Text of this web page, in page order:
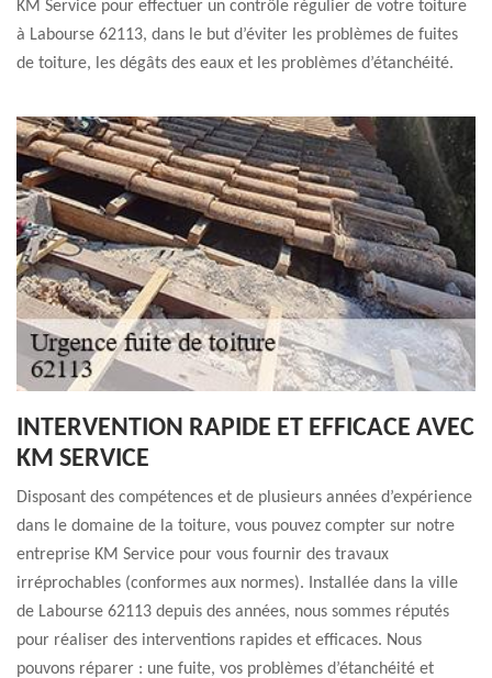
KM Service pour effectuer un contrôle régulier de votre toiture
à Labourse 62113, dans le but d’éviter les problèmes de fuites
de toiture, les dégâts des eaux et les problèmes d’étanchéité.
INTERVENTION RAPIDE ET EFFICACE AVEC
KM SERVICE
Disposant des compétences et de plusieurs années d’expérience
dans le domaine de la toiture, vous pouvez compter sur notre
entreprise KM Service pour vous fournir des travaux
irréprochables (conformes aux normes). Installée dans la ville
de Labourse 62113 depuis des années, nous sommes réputés
pour réaliser des interventions rapides et efficaces. Nous
pouvons réparer : une fuite, vos problèmes d’étanchéité et